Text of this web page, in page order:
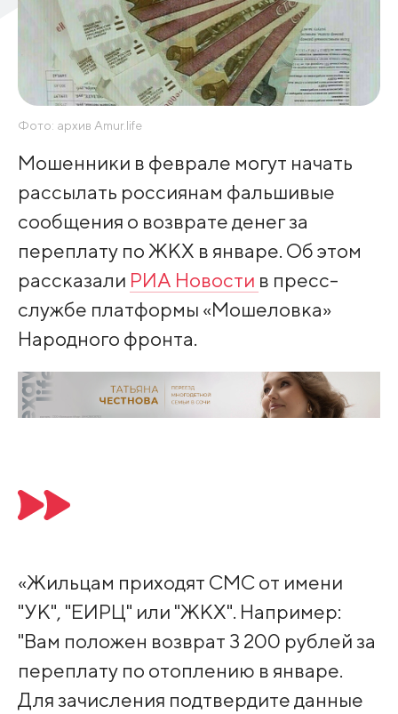
Фото: архив Amur.life
Мошенники в феврале могут начать
рассылать россиянам фальшивые
сообщения о возврате денег за
переплату по ЖКХ в январе. Об этом
рассказали РИА Новости в пресс-
службе платформы «Мошеловка»
Народного фронта.
«Жильцам приходят СМС от имени
"УК", "ЕИРЦ" или "ЖКХ". Например:
"Вам положен возврат 3 200 рублей за
переплату по отоплению в январе.
Для зачисления подтвердите данные